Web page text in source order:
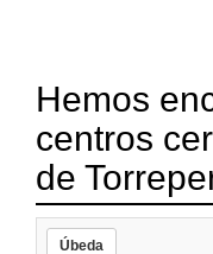
Hemos
centros
de
Úbeda